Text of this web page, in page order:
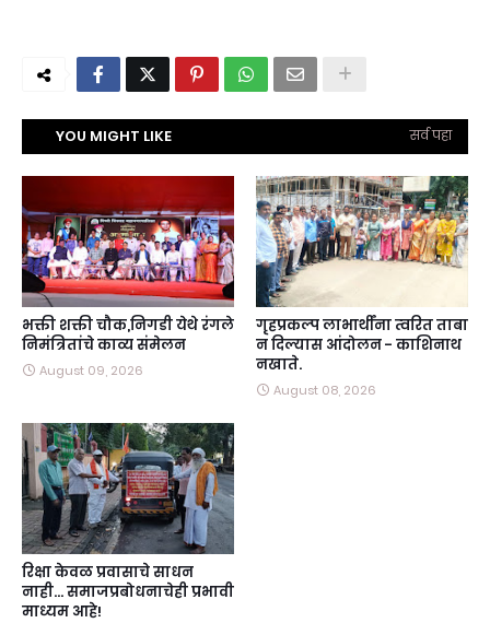
YOU MIGHT LIKE सर्व पहा
भक्ती शक्ती चौक,निगडी येथे रंगले
निमंत्रितांचे काव्य संमेलन
August 09, 2026
गृहप्रकल्प लाभार्थींना त्वरित ताबा
न दिल्यास आंदोलन - काशिनाथ
नखाते.
August 08, 2026
रिक्षा केवळ प्रवासाचे साधन
नाही… समाजप्रबोधनाचेही प्रभावी
माध्यम आहे!